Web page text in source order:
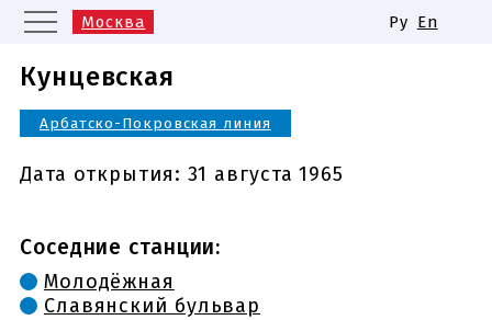
Москва
Казань
Нижний Новгород
Новосибирск
Самара
Одинаковые названия станций
метро
Ру En
Кунцевская
Арбатско-Покровская линия
Дата открытия: 31 августа 1965
Соседние станции:
Молодёжная
Славянский бульвар